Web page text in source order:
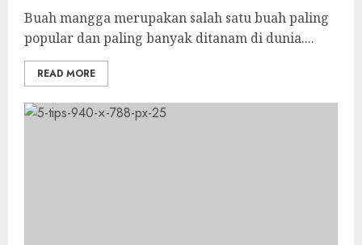
Buah mangga merupakan salah satu buah paling
popular dan paling banyak ditanam di dunia....
READ MORE